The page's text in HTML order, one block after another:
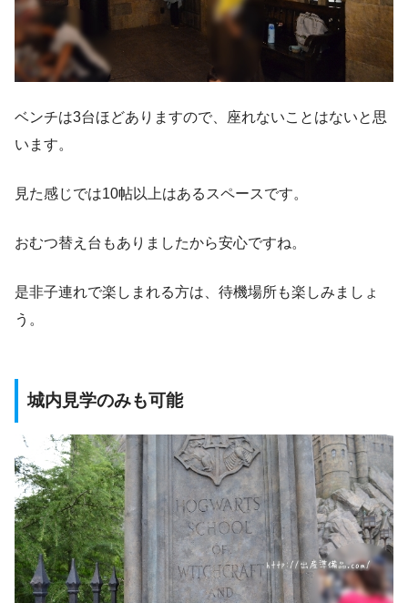
ベンチは3台ほどありますので、座れないことはないと思
います。
見た感じでは10帖以上はあるスペースです。
おむつ替え台もありましたから安心ですね。
是非子連れで楽しまれる方は、待機場所も楽しみましょ
う。
城内見学のみも可能